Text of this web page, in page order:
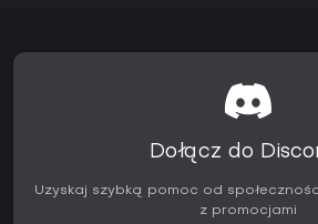
Dołącz do
Uzyskaj szybką pomoc od
z promocjami